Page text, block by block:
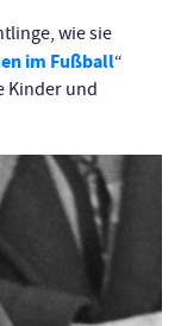
wie sie
im Fußball“
Kinder und